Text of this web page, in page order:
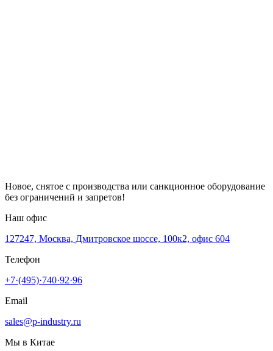
Новое, снятое с производства или санкционное оборудование
без ограничений и запретов!
Наш офис
127247, Москва, Дмитровское шоссе, 100к2, офис 604
Телефон
+7·(495)·740·92·96
Email
sales@p-industry.ru
Мы в Китае